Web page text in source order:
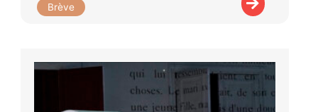
Brève